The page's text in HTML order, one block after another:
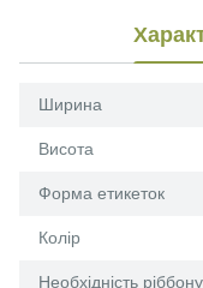
Ширина
Висота
Форма етикеток
Колір
Необхідність